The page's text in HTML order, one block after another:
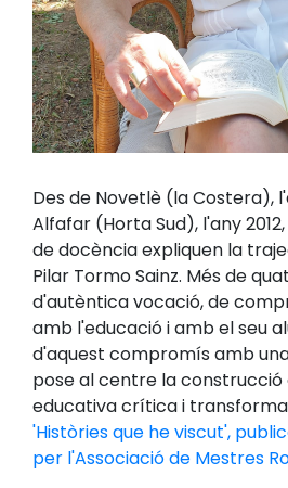
Des de Novetlè (la Costera),
Alfafar (Horta Sud), l'any
de docència expliquen la
Pilar Tormo Sainz. Més de
d'autèntica vocació, de
amb l'educació i amb el seu
d'aquest compromís amb
pose al centre la construcció
educativa crítica i
'Històries que he viscut',
per l'Associació de Mestres